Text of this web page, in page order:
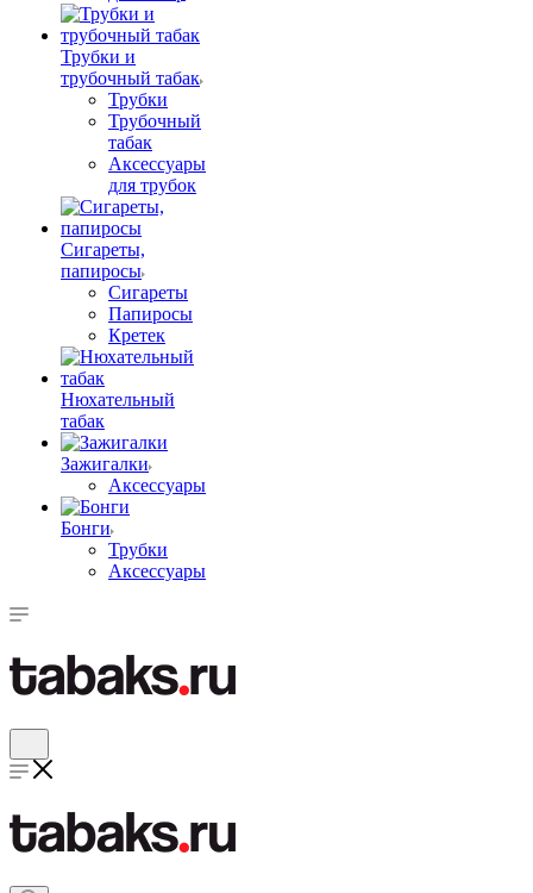
Трубки и
трубочный табак
Трубки
Трубочный
табак
Аксессуары
для трубок
Сигареты,
папиросы
Сигареты
Папиросы
Кретек
Нюхательный
табак
Зажигалки
Аксессуары
Бонги
Трубки
Аксессуары